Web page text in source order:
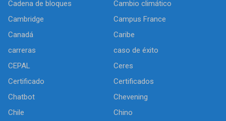
Cadena de bloques
Cambio climático
Cambridge
Campus France
Canadá
Caribe
carreras
caso de éxito
CEPAL
Ceres
Certificado
Certificados
Chatbot
Chevening
Chile
Chino